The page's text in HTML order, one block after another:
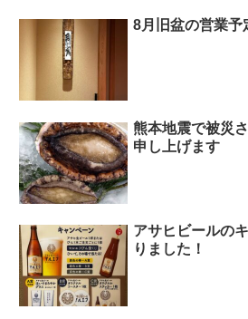
8月旧盆の営業予
熊本地震で被災
申し上げます
アサヒビールの
りました！